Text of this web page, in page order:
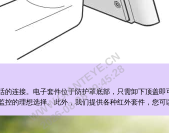
连接。电子套件位于防护罩底部，只需卸下顶盖
控的理想选择。此外，我们提供各种红外套件，您
WWW.GIANTEYE.CN
2026-08-08 09:45:28